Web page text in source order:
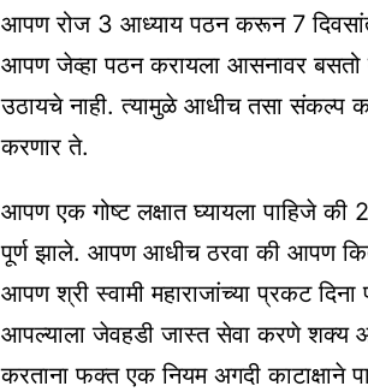
आपण रोज 3 आध्याय पठन करून 7
आपण जेव्हा पठन करायला आसनावर बसतो
उठायचे नाही. त्यामुळे आधीच तसा संकल्प
करणार ते.
आपण एक गोष्ट लक्षात घ्यायला पाहिजे
पूर्ण झाले. आपण आधीच ठरवा की आपण
आपण श्री स्वामी महाराजांच्या प्रकट
आपल्याला जेवहडी जास्त सेवा करणे
करताना फक्त एक नियम अगदी काटाक्षाने